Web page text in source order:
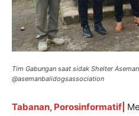
Tim Gabungan saat sidak Shelter
@asemanbalidogsassociation
Tabanan, Porosinformatif|